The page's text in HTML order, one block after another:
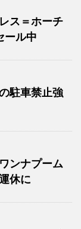
ス＝ホーチ
ール中
駐車禁止強
ンナプーム
休に